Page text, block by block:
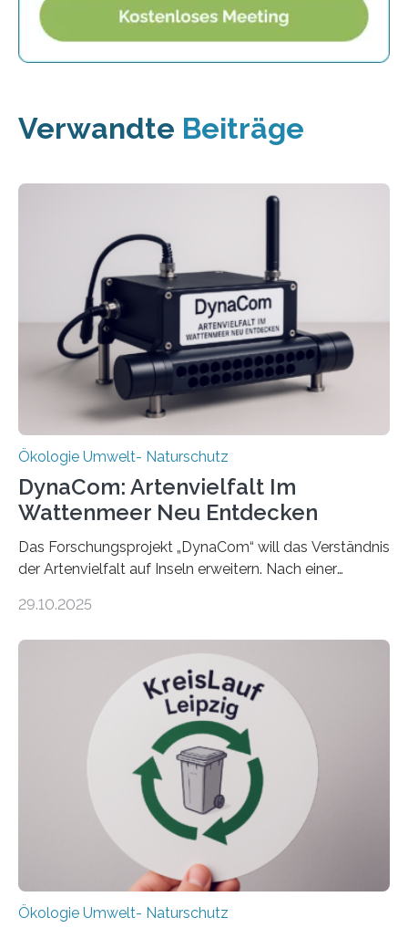
Verwandte Beiträge
Ökologie Umwelt- Naturschutz
DynaCom: Artenvielfalt Im
Wattenmeer Neu Entdecken
Das Forschungsprojekt „DynaCom“ will das Verständnis
der Artenvielfalt auf Inseln erweitern. Nach einer
Beobachtungen im Wattenmeer ist nun eine große
Oldenburg befassen sich insbesondere damit, wie ein
Ökosystem gedeiht – und wie sich dieser Prozess
verlässlich prognostizieren lässt. Grünes Licht für
„DynaCom“: Die Deutsche Forschungsgemeinschaft
(DFG) fördert das Anfang 2019 gestartete
Forschungsprojekt an der Universität Oldenburg für
zwei weitere Jahre mit rund 1,2 Millionen Euro. „Wir
freuen uns sehr über…
29.10.2025
Ökologie Umwelt- Naturschutz